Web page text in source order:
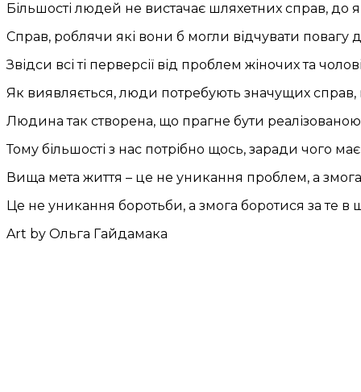
Більшості людей не вистачає шляхетних справ, до
Справ, роблячи які вони б могли відчувати повагу
Звідси всі ті перверсії від проблем жіночих та
Як виявляється, люди потребують значущих справ,
Людина так створена, що прагне бути
Тому більшості з нас потрібно щось, заради чого
Вища мета життя – це не уникання проблем, а
Це не уникання боротьби, а змога боротися за те в
Art by Ольга Гайдамака